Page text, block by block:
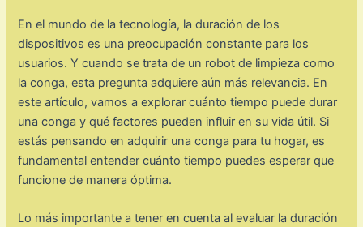
En el mundo de la tecnología, la duración de los
dispositivos es una preocupación constante para los
usuarios. Y cuando se trata de un robot de limpieza como
la conga, esta pregunta adquiere aún más relevancia. En
este artículo, vamos a explorar cuánto tiempo puede durar
una conga y qué factores pueden influir en su vida útil. Si
estás pensando en adquirir una conga para tu hogar, es
fundamental entender cuánto tiempo puedes esperar que
funcione de manera óptima.
Lo más importante a tener en cuenta al evaluar la duración